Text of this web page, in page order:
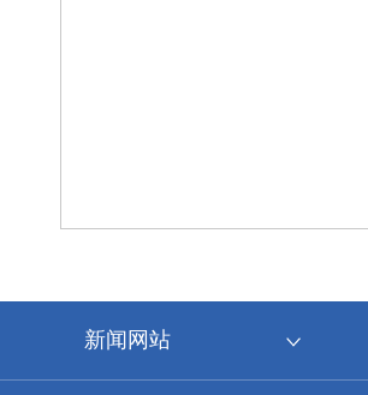
新闻网站